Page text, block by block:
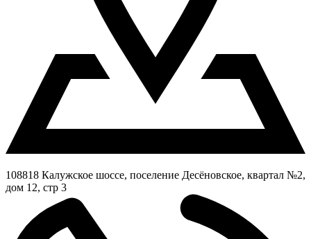
108818 Калужское шоссе, поселение Десёновское, квартал №2,
дом 12, стр 3